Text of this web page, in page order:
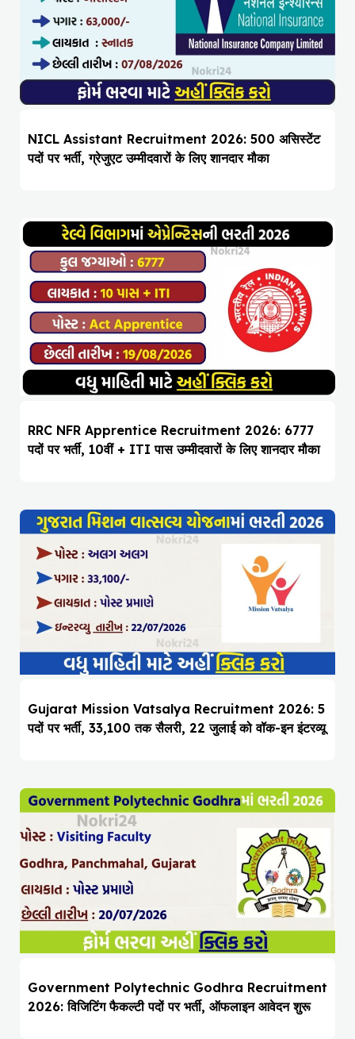
NICL Assistant Recruitment 2026: 500 असिस्टेंट
पदों पर भर्ती, ग्रेजुएट उम्मीदवारों के लिए शानदार मौका
RRC NFR Apprentice Recruitment 2026: 6777
पदों पर भर्ती, 10वीं + ITI पास उम्मीदवारों के लिए शानदार मौका
Gujarat Mission Vatsalya Recruitment 2026: 5
पदों पर भर्ती, ₹33,100 तक सैलरी, 22 जुलाई को वॉक-इन इंटरव्यू
Government Polytechnic Godhra Recruitment
2026: विजिटिंग फैकल्टी पदों पर भर्ती, ऑफलाइन आवेदन शुरू